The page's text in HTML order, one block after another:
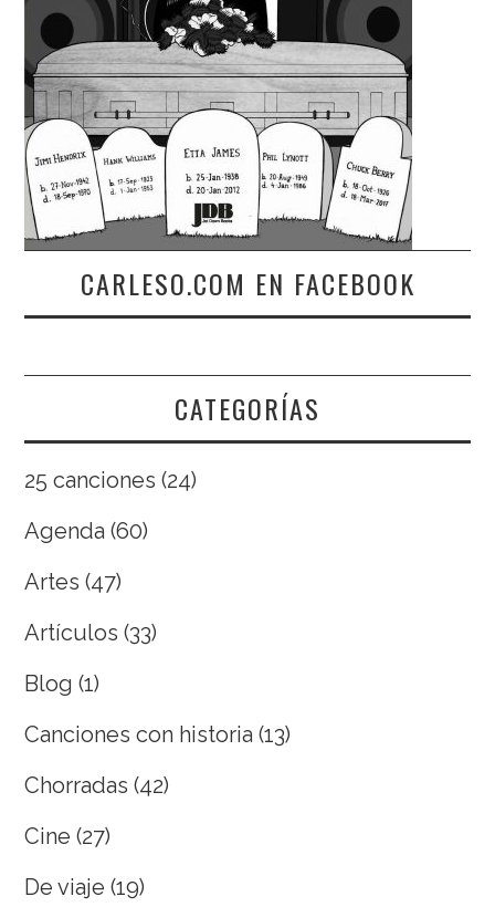
CARLESO.COM EN FACEBOOK
CATEGORÍAS
25 canciones (24)
Agenda (60)
Artes (47)
Artículos (33)
Blog (1)
Canciones con historia (13)
Chorradas (42)
Cine (27)
De viaje (19)